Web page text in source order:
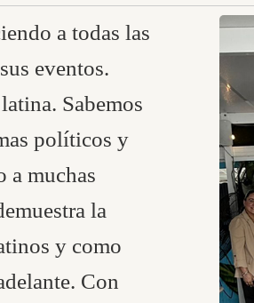
a todas las
eventos.
Sabemos
políticos y
a muchas
la
y como
Con